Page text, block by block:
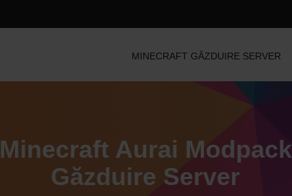
MINECRAFT GĂZDUIRE SERVER
Minecraft Aurai Modpack
Găzduire Server